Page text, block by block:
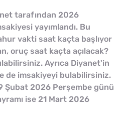
tarafından 2026
yayımlandı. Bu
vakti saat kaçta başlıyor
oruç saat kaçta açılacak?
Ayrıca Diyanet'in
de imsakiyeyi bulabilirsiniz.
Şubat 2026 Perşembe günü
ise 21 Mart 2026